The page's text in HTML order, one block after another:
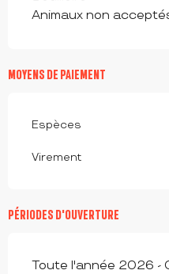
Animaux non
MOYENS DE PAIEMENT
Espèces
Virement
PÉRIODES D'OUVERTURE
Toute l'année 2026 -